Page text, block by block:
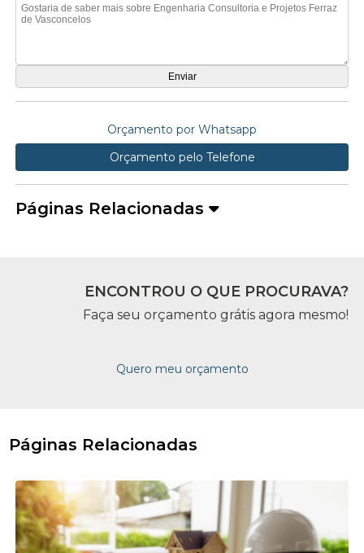
Orçamento por Whatsapp
Orçamento pelo Telefone
Páginas Relacionadas
ENCONTROU O QUE PROCURAVA?
Faça seu orçamento grátis agora mesmo!
Quero meu orçamento
Páginas Relacionadas